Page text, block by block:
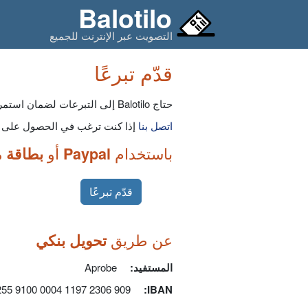
Balotilo
التصويت عبر الإنترنت للجميع
قدّم تبرعًا
حتاج Balotilo إلى التبرعات لضمان استمرار الخدمة وإضافة ميزات جديدة.
اتصل بنا إذا كنت ترغب في الحصول على
باستخدام Paypal أو
قدّم تبرعًا
عن طريقتحويل بنكي
المستفيد:
IBAN
: